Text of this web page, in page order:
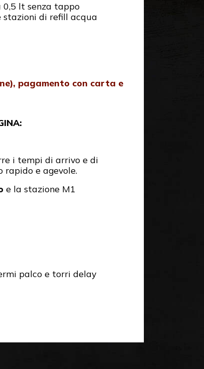
0,5 lt senza tappo
stazioni di refill acqua
pagamento con carta e
i tempi di arrivo e di
rapido e agevole.
e la stazione M1
palco e torri delay